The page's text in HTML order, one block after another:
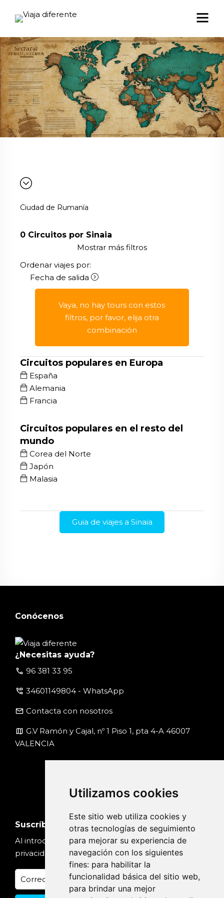
Utilizamos cookies
Este sitio web utiliza cookies y
otras tecnologías de seguimiento
para mejorar su experiencia de
navegación con los siguientes
fines: para habilitar la
funcionalidad básica del sitio web,
para brindar una mejor
Ciudad de Rumanía
0 Circuitos por Sinaia
Mostrar más filtros
Ordenar viajes por:
Fecha de salida
Vaya, no hay tours con estos
filtros, por favor, elija otra
combinación
Circuitos populares en Europa
España
Alemania
Francia
Circuitos populares en el resto del
mundo
Corea del Norte
Japón
Malasia
Guia de viajes a Sinaia
Conócenos
¿Necesitas ayuda?
call 96 381 33 95
perm_phone_msg 34601149804 - WhatsApp
email Contacta con nosotros
map G.V Ramón y Cajal, nº 1 Piso 1, pta 4-A 46007
VALENCIA
Suscríbete
Al introducir tu email, aceptas nuestraPolítica de
privacidad